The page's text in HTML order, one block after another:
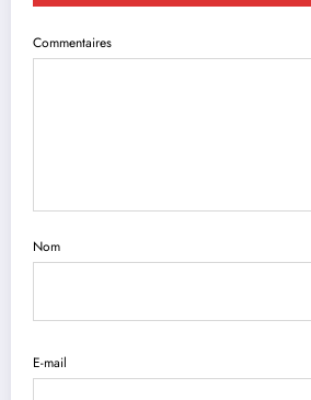
Commentaires
Nom
E-mail